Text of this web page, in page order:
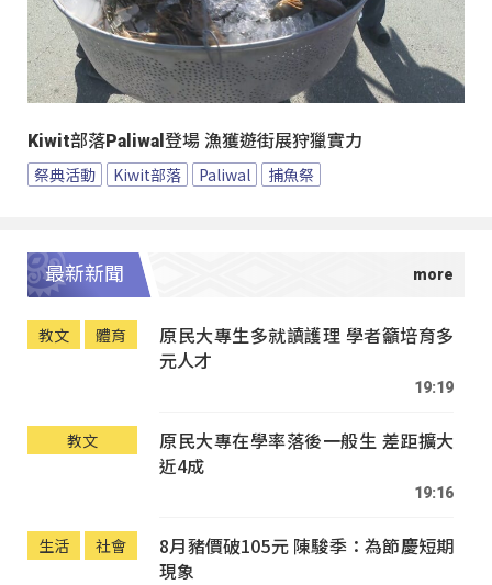
Kiwit部落Paliwal登場 漁獲遊街展狩獵實力
祭典活動 Kiwit部落 Paliwal 捕魚祭
最新新聞
教文 體育
原民大專生多就讀護理 學者籲培育多
元人才
19:19
教文
原民大專在學率落後一般生 差距擴大
近4成
19:16
生活 社會
8月豬價破105元 陳駿季：為節慶短期
現象